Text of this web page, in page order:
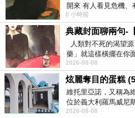
個特別項目預測，包括
(MVP)」、「勝分差」、「
陣、射門或是安全得分）、
「第一名達陣球員」和「最
有趣玩法。台灣球迷可透過
一起收看現場直播，體驗美
精彩刺激快感！
開來 有人看見危機、
從中可以發掘出不同的
8 小時前
典藏封面聊兩句-
人類對不死的渴望
藥」就這樣橫擺在你
停止衰老、痛覺消失…
2026-08-08
炫麗奪目的蛋糕
維托里亞諾，又稱為
位於義大利羅馬威尼
用以紀念統一義大利
2026-08-08